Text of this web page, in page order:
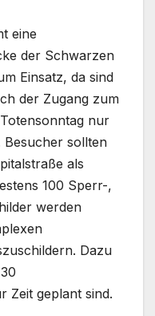
eine
der Schwarzen
Einsatz, da sind
der Zugang zum
nur
Besucher sollten
als
100 Sperr-,
werden
Dazu
Zeit geplant sind.